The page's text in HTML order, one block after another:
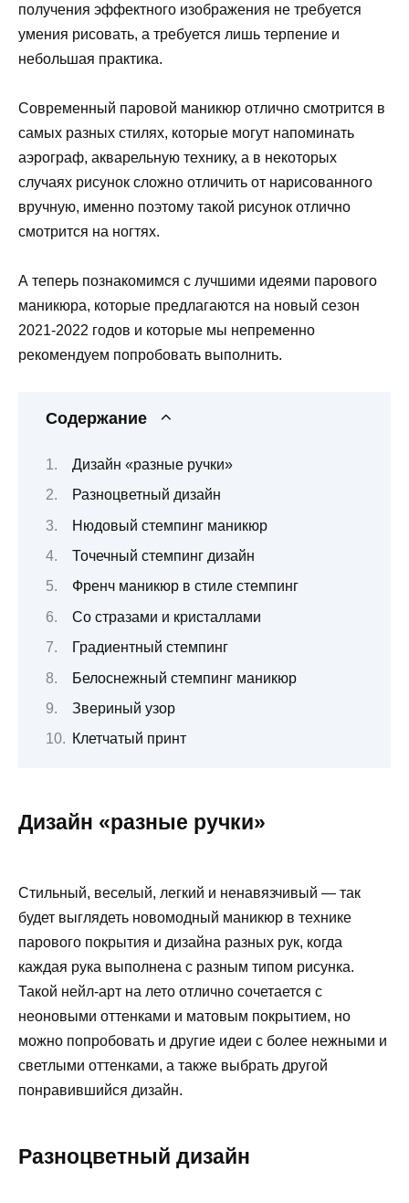
получения эффектного изображения не требуется
умения рисовать, а требуется лишь терпение и
небольшая практика.
Современный паровой маникюр отлично смотрится в
самых разных стилях, которые могут напоминать
аэрограф, акварельную технику, а в некоторых
случаях рисунок сложно отличить от нарисованного
вручную, именно поэтому такой рисунок отлично
смотрится на ногтях.
А теперь познакомимся с лучшими идеями парового
маникюра, которые предлагаются на новый сезон
2021-2022 годов и которые мы непременно
рекомендуем попробовать выполнить.
Содержание
Дизайн «разные ручки»
Разноцветный дизайн
Нюдовый стемпинг маникюр
Точечный стемпинг дизайн
Френч маникюр в стиле стемпинг
Со стразами и кристаллами
Градиентный стемпинг
Белоснежный стемпинг маникюр
Звериный узор
Клетчатый принт
Дизайн «разные ручки»
Стильный, веселый, легкий и ненавязчивый — так
будет выглядеть новомодный маникюр в технике
парового покрытия и дизайна разных рук, когда
каждая рука выполнена с разным типом рисунка.
Такой нейл-арт на лето отлично сочетается с
неоновыми оттенками и матовым покрытием, но
можно попробовать и другие идеи с более нежными и
светлыми оттенками, а также выбрать другой
понравившийся дизайн.
Разноцветный дизайн